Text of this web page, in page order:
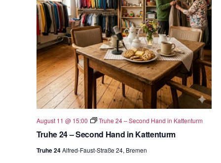
Truhe 24 – Second Hand in Kattenturm
August 11 @ 15:00 Truhe 24 – Second Hand in Kattenturm
Truhe 24Alfred-Faust-Straße 24, Bremen